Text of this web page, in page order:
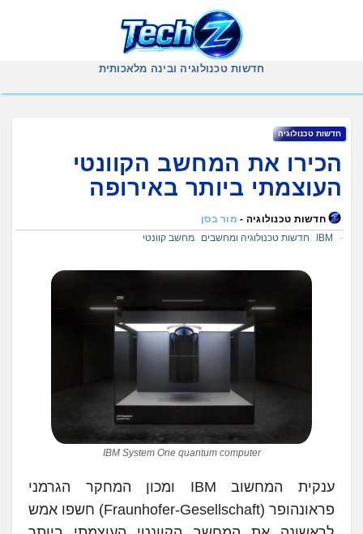
חדשות טכנולוגיה ובינה מלאכותית
חדשות טכנולוגיה
הכירו את המחשב הקוונטי
העוצמתי ביותר באירופה
חדשות טכנולוגיה - מור בסן
IBM
חדשות טכנולוגיה ומחשבים מחשב קוונטי
IBM System One quantum computer
ענקית המחשוב IBM ומכון המחקר הגרמני
פראונהופר (Fraunhofer-Gesellschaft) חשפו אמש